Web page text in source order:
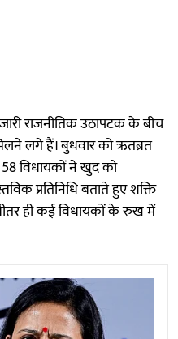
राजनीतिक उठापटक के बीच
लगे हैं। बुधवार को ऋतब्रत
विधायकों ने खुद को
प्रतिनिधि बताते हुए शक्ति
ही कई विधायकों के रुख में